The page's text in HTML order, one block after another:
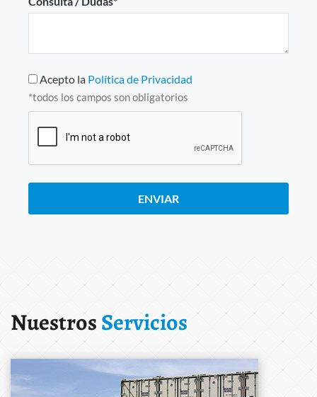
Acepto la Política de Privacidad
*todos los campos son obligatorios
ENVIAR
NuestrosServicios